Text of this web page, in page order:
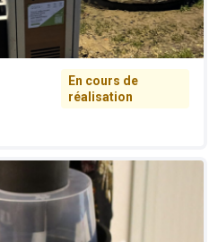
En cours de
réalisation